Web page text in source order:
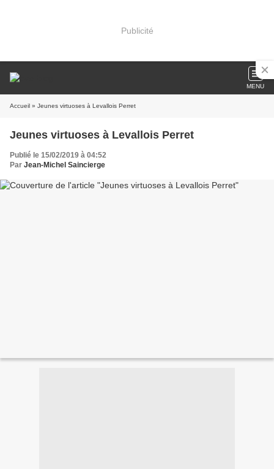
Publicité
MENU
Accueil » Jeunes virtuoses à Levallois Perret
Jeunes virtuoses à Levallois Perret
Publié le 15/02/2019 à 04:52
Par Jean-Michel Saincierge